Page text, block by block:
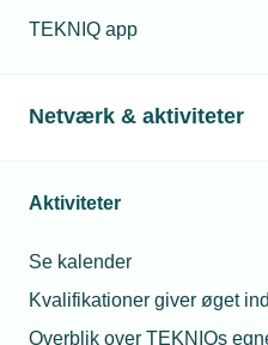
TEKNIQ app
Netværk & aktiviteter
Aktiviteter
Se kalender
Kvalifikationer giver øget
Overblik over TEKNIQs